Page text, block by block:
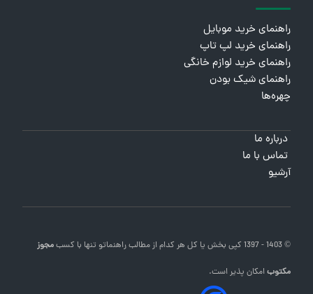
راهنمای خرید موبایل
راهنمای خرید لپ تاپ
راهنمای خرید لوازم خانگی
راهنمای شیک بودن
چهره‌ها
درباره ما
تماس با ما
آرشیو
© 1403 - 1397 کپی بخش یا کل هر کدام از مطالب راهنماتو تنها با کسبمجوز
مکتوبامکان پذیر است.